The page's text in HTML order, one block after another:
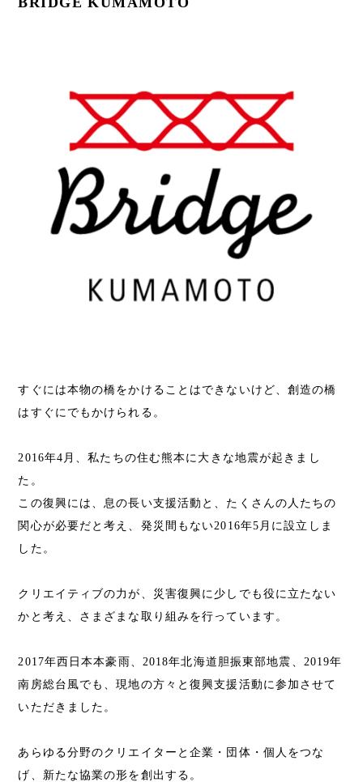
すぐには本物の橋をかけることはできないけど、創造の橋
はすぐにでもかけられる。
2016年4月、私たちの住む熊本に大きな地震が起きまし
た。
この復興には、息の長い支援活動と、たくさんの人たちの
関心が必要だと考え、発災間もない2016年5月に設立しま
した。
クリエイティブの力が、災害復興に少しでも役に立たない
かと考え、さまざまな取り組みを行っています。
2017年西日本本豪雨、2018年北海道胆振東部地震、2019年
南房総台風でも、現地の方々と復興支援活動に参加させて
いただきました。
あらゆる分野のクリエイターと企業・団体・個人をつな
げ、新たな協業の形を創出する。